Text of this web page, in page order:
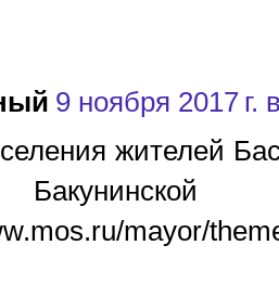
9 ноября 2017 г.
жителей
mayor/